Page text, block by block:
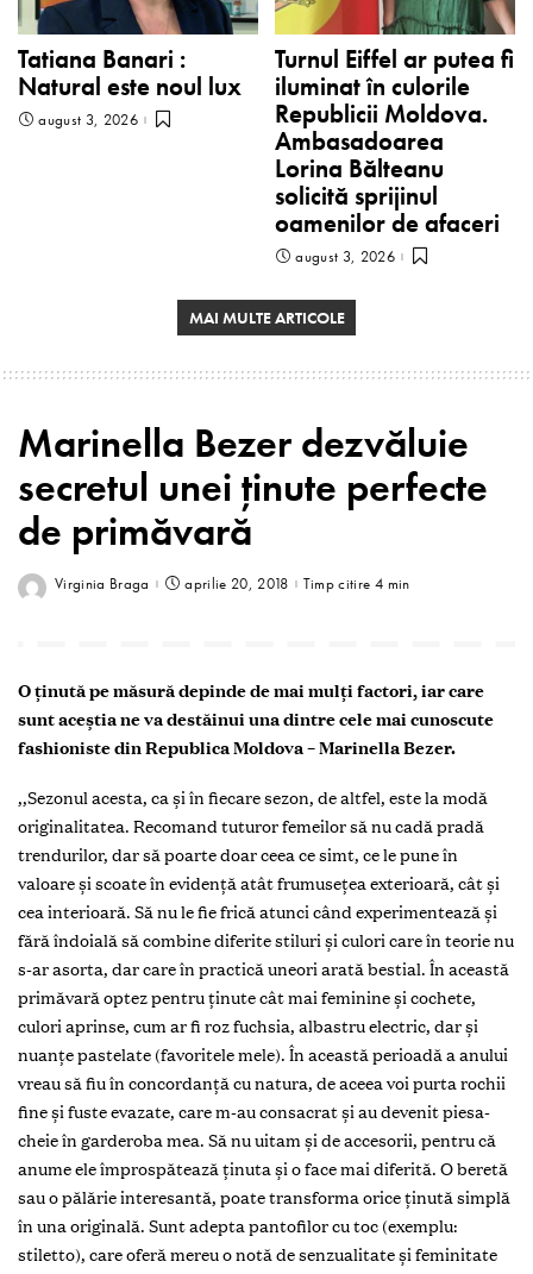
Tatiana Banari :
Natural este noul lux
august 3, 2026
Turnul Eiffel ar putea fi
iluminat în culorile
Republicii Moldova.
Ambasadoarea
Lorina Bălteanu
solicită sprijinul
oamenilor de afaceri
august 3, 2026
MAI MULTE ARTICOLE
Marinella Bezer dezvăluie
secretul unei ținute perfecte
de primăvară
Virginia Braga aprilie 20, 2018 Timp citire 4 min
O ținută pe măsură depinde de mai mulți factori, iar care
sunt aceștia ne va destăinui una dintre cele mai cunoscute
fashioniste din Republica Moldova – Marinella Bezer.
,,Sezonul acesta, ca și în fiecare sezon, de altfel, este la modă
originalitatea. Recomand tuturor femeilor să nu cadă pradă
trendurilor, dar să poarte doar ceea ce simt, ce le pune în
valoare și scoate în evidență atât frumusețea exterioară, cât și
cea interioară. Să nu le fie frică atunci când experimentează și
fără îndoială să combine diferite stiluri și culori care în teorie nu
s-ar asorta, dar care în practică uneori arată bestial. În această
primăvară optez pentru ținute cât mai feminine și cochete,
culori aprinse, cum ar fi roz fuchsia, albastru electric, dar și
nuanțe pastelate (favoritele mele). În această perioadă a anului
vreau să fiu în concordanță cu natura, de aceea voi purta rochii
fine și fuste evazate, care m-au consacrat și au devenit piesa-
cheie în garderoba mea. Să nu uitam și de accesorii, pentru că
anume ele împrospătează ținuta și o face mai diferită. O beretă
sau o pălărie interesantă, poate transforma orice ținută simplă
în una originală. Sunt adepta pantofilor cu toc (exemplu:
stiletto), care oferă mereu o notă de senzualitate și feminitate